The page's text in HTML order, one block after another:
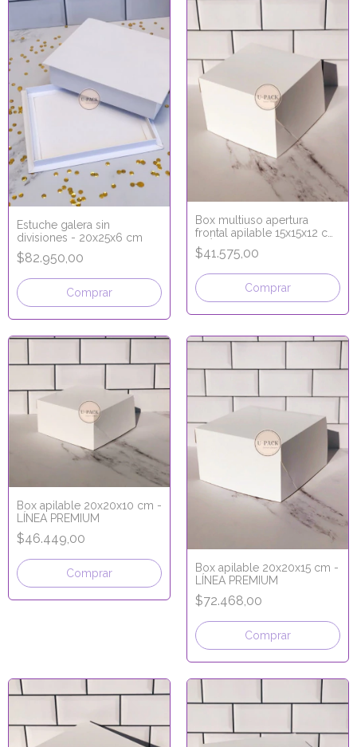
Estuche galera sin
divisiones - 20x25x6 cm
$82.950,00
Comprar
Box multiuso apertura
frontal apilable 15x15x12 cm
- LÍNEA PREMIUM
$41.575,00
Comprar
Box apilable 20x20x10 cm -
LÍNEA PREMIUM
$46.449,00
Comprar
Box apilable 20x20x15 cm -
LÍNEA PREMIUM
$72.468,00
Comprar